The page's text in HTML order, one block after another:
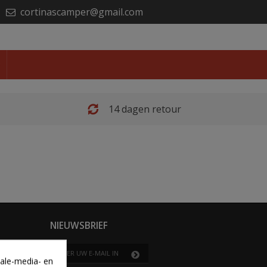
cortinascamper@gmail.com
14 dagen retour
NIEUWSBRIEF
media- en